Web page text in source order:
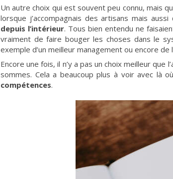
Un autre choix qui est souvent peu connu, mais
lorsque j’accompagnais des artisans mais
depuis l’intérieur. Tous bien entendu ne
vraiment de faire bouger les choses dans le
exemple d’un meilleur management ou encore de
Encore une fois, il n’y a pas un choix meilleur que
sommes. Cela a beaucoup plus à voir avec là
compétences.